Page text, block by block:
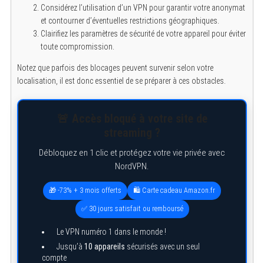
Considérez l’utilisation d’un VPN pour garantir votre anonymat
et contourner d’éventuelles restrictions géographiques.
Clairifiez les paramètres de sécurité de votre appareil pour éviter
toute compromission.
Notez que parfois des blocages peuvent survenir selon votre
localisation, il est donc essentiel de se préparer à ces obstacles.
Débloquez en 1 clic et protégez votre vie privée avec
NordVPN.
🎁 -73% + 3 mois offerts 🛍️ Carte cadeau Amazon.fr
✅ 30 jours satisfait ou remboursé
Le VPN numéro 1 dans le monde !
Jusqu’à 10 appareils sécurisés avec un seul
compte